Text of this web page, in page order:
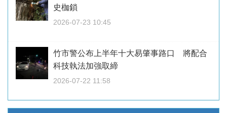
史枷鎖
2026-07-23 10:45
竹市警公布上半年十大易肇事路口 將配合
科技執法加強取締
2026-07-22 11:58